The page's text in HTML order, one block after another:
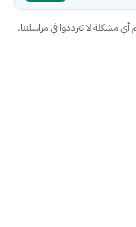
مشكلة لا تترددوا في مراسلتنا.